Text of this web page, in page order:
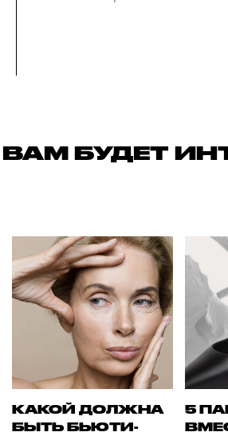
ВАМ БУДЕТ
КАКОЙ ДОЛЖНА
БЫТЬ БЬЮТИ-
5